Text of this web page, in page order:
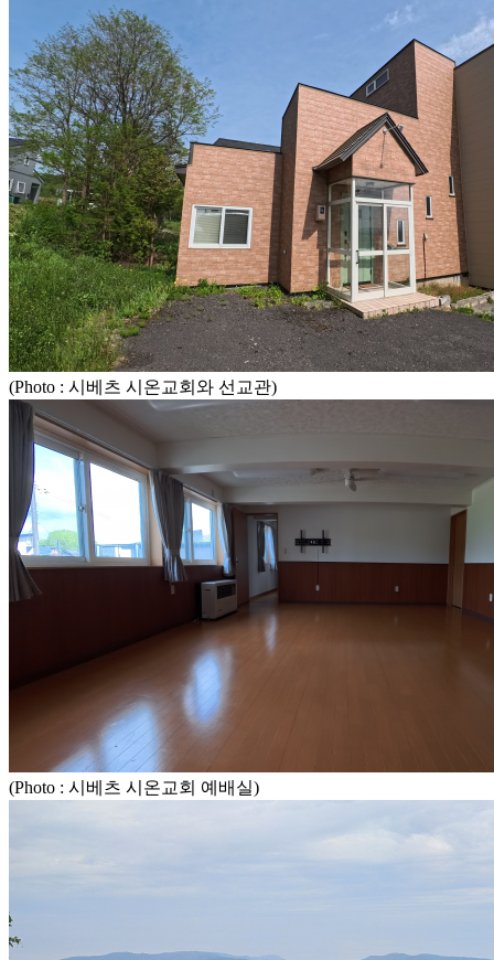
(Photo : 시베츠 시온교회와 선교관)
(Photo : 시베츠 시온교회 예배실)